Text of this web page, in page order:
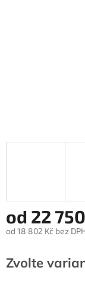
od 22
od 18 802 Kč bez DPH
cena:
Zvolte